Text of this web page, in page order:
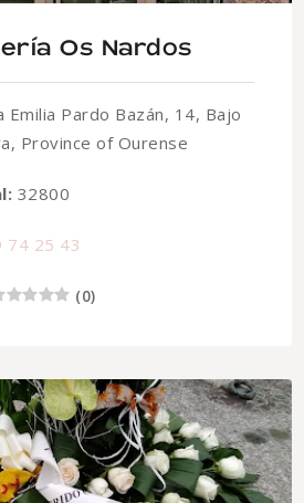
Os Nardos
Emilia Pardo Bazán, 14, Bajo
Province of Ourense
32800
74 25 43
(0)